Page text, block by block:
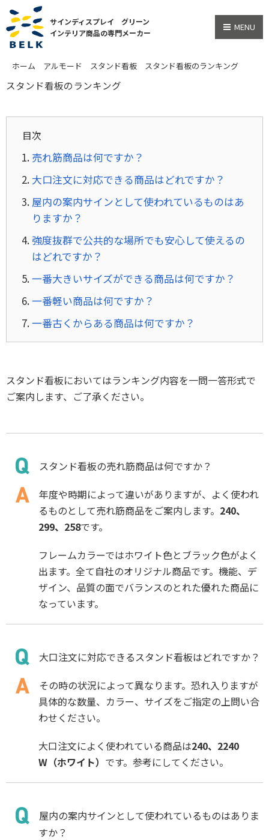
サインディスプレイ グリーン
インテリア商品の専門メーカー
MENU
ホーム アルモード スタンド看板 スタンド看板のランキング
スタンド看板のランキング
目次
売れ筋商品は何ですか？
大口注文に対応できる商品はどれですか？
屋内の案内サインとして使われているものはあ
りますか？
強度抜群で公共的な場所でも安心して使えるの
はどれですか？
一番大きいサイズができる商品は何ですか？
一番軽い商品は何ですか？
一番古くからある商品は何ですか？
スタンド看板においてはランキング内容を一問一答形式で
ご案内します、ご了承ください。
スタンド看板の売れ筋商品は何ですか？
年度や時期によって違いがありますが、よく使われ
るものとして売れ筋商品をご案内します。 240、
299、258です。
フレームカラーではホワイト色とブラック色がよく
出ます。全て自社のオリジナル商品です。機能、デ
ザイン、品質の面でバランスのとれた優れた商品に
なっています。
大口注文に対応できるスタンド看板はどれですか？
その時の状況によって異なります。恐れ入りますが
具体的な数量、カラー、サイズをご指定の上問い合
わせください。
大口注文によく使われている商品は240、2240
W（ホワイト） です。参考にしてください。
屋内の案内サインとして使われているものはありま
すか？